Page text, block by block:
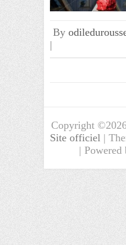
By
|
Copyright
Site officiel |
| Powered